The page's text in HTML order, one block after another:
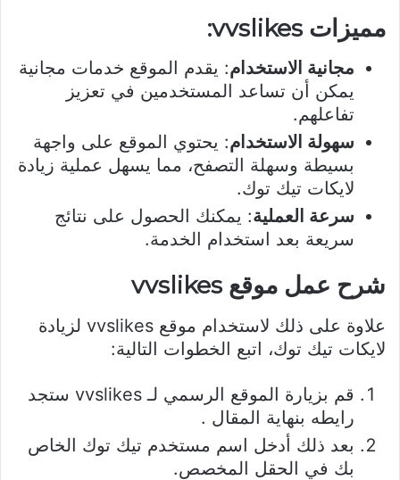
مميزات vvslikes:
مجانية الاستخدام: يقدم الموقع خدمات مجانية
يمكن أن تساعد المستخدمين في تعزيز
تفاعلهم.
سهولة الاستخدام: يحتوي الموقع على واجهة
بسيطة وسهلة التصفح، مما يسهل عملية زيادة
لايكات تيك توك.
سرعة العملية: يمكنك الحصول على نتائج
سريعة بعد استخدام الخدمة.
شرح عمل موقع vvslikes
علاوة على ذلك لاستخدام موقع vvslikes لزيادة
لايكات تيك توك، اتبع الخطوات التالية:
قم بزيارة الموقع الرسمي لـ vvslikes ستجد
رايطه بنهاية المقال .
بعد ذلك أدخل اسم مستخدم تيك توك الخاص
بك في الحقل المخصص.